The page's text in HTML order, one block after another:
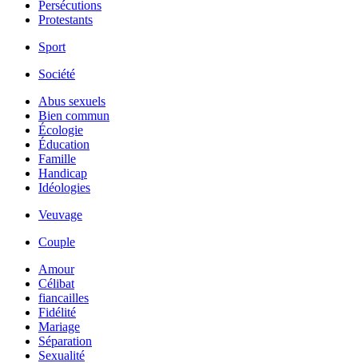
Persécutions
Protestants
Sport
Société
Abus sexuels
Bien commun
Écologie
Éducation
Famille
Handicap
Idéologies
Veuvage
Couple
Amour
Célibat
fiancailles
Fidélité
Mariage
Séparation
Sexualité